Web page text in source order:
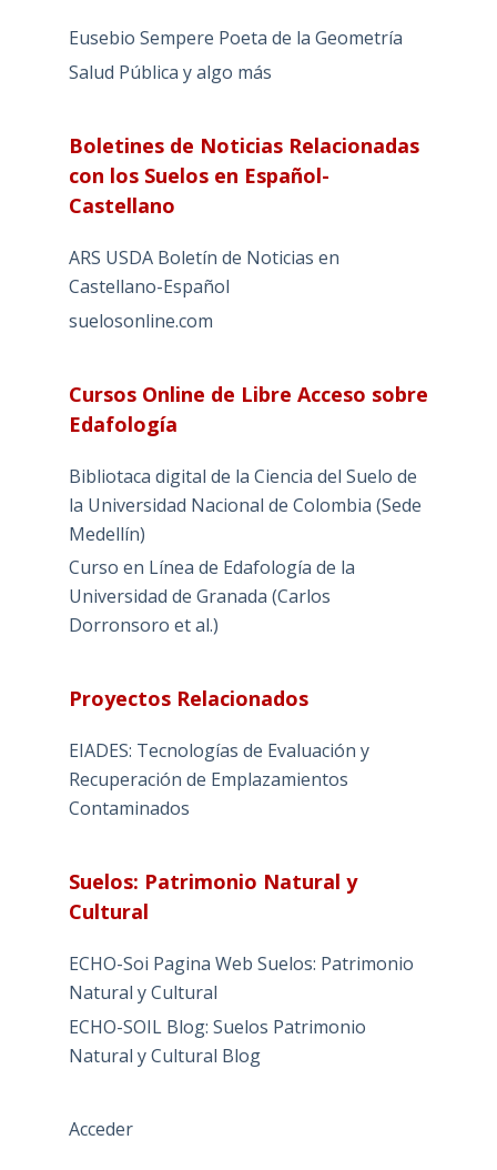
Eusebio Sempere Poeta de la Geometría
Salud Pública y algo más
Boletines de Noticias Relacionadas
con los Suelos en Español-
Castellano
ARS USDA Boletín de Noticias en
Castellano-Español
suelosonline.com
Cursos Online de Libre Acceso sobre
Edafología
Bibliotaca digital de la Ciencia del Suelo de
la Universidad Nacional de Colombia (Sede
Medellín)
Curso en Línea de Edafología de la
Universidad de Granada (Carlos
Dorronsoro et al.)
Proyectos Relacionados
EIADES: Tecnologías de Evaluación y
Recuperación de Emplazamientos
Contaminados
Suelos: Patrimonio Natural y
Cultural
ECHO-Soi Pagina Web Suelos: Patrimonio
Natural y Cultural
ECHO-SOIL Blog: Suelos Patrimonio
Natural y Cultural Blog
Acceder